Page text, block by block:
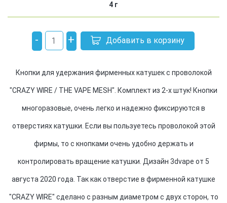
4 г
- + Добавить в корзину
Кнопки для удержания фирменных катушек с проволокой
"CRAZY WIRE / THE VAPE MESH". Комплект из 2-х штук! Кнопки
многоразовые, очень легко и надежно фиксируются в
отверстиях катушки. Если вы пользуетесь проволокой этой
фирмы, то с кнопками очень удобно держать и
контролировать вращение катушки. Дизайн 3dvape от 5
августа 2020 года. Так как отверстие в фирменной катушке
"CRAZY WIRE" сделано с разным диаметром с двух сторон, то